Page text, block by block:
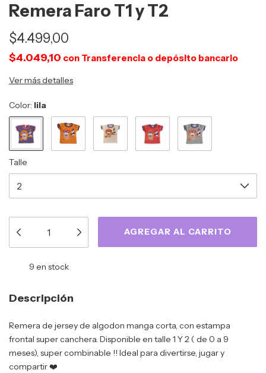
Remera Faro T1 y T2
$4.499,00
$4.049,10 con Transferencia o depósito bancario
Ver más detalles
Color: lila
Talle
9 en stock
Descripción
Remera de jersey de algodon manga corta, con estampa
frontal super canchera. Disponible en talle 1 Y 2 ( de 0 a 9
meses), super combinable !! Ideal para divertirse, jugar y
compartir ❤️